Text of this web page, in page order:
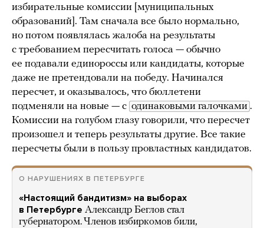
избирательные комиссии [муниципальных
образований]. Там сначала все было нормально,
но потом появлялась жалоба на результаты
с требованием пересчитать голоса — обычно
ее подавали единороссы или кандидаты, которые
даже не претендовали на победу. Начинался
пересчет, и оказывалось, что бюллетени
подменяли на новые — с одинаковыми галочками .
Комиссии на голубом глазу говорили, что пересчет
произошел и теперь результаты другие. Все такие
пересчеты были в пользу провластных кандидатов.
О НАРУШЕНИЯХ В ПЕТЕРБУРГЕ
«Настоящий бандитизм» на выборах
в Петербурге Александр Беглов стал
губернатором. Членов избиркомов били,